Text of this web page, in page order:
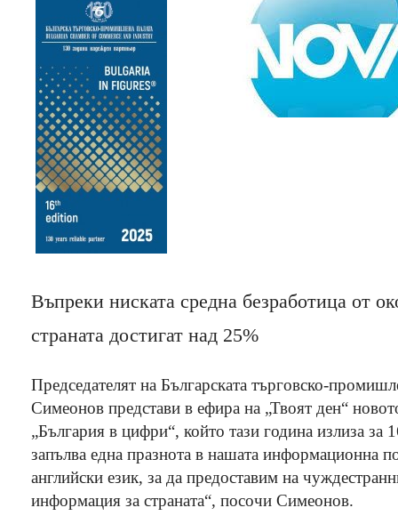
Въпреки ниската средна безработица от
страната достигат над 25%
Председателят на Българската търговско-
Симеонов представи в ефира на „Твоят ден“
„България в цифри“, който тази година излиза за
запълва една празнота в нашата информационна
английски език, за да предоставим на
информация за страната“, посочи Симеонов.